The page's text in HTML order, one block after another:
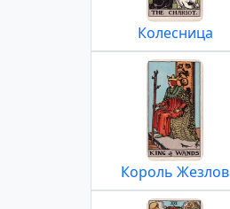
Колесница
Король Жезлов